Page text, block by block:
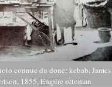
connue du doner kebab, James
1855, Empire ottoman